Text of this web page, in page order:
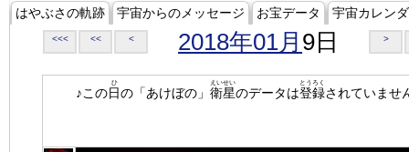
はやぶさの軌跡 宇宙からのメッセージ お宝データ 宇宙カレン
<<< << < 2018年01月 9日 >
♪この日
ひ
の「あけぼの」 衛星
えいせい
のデータは登録
とうろく
されていませ